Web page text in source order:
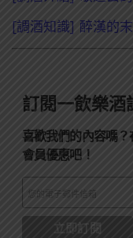
[調酒知識] 醉漢的
訂閱一飲樂酒
喜歡我們的內容嗎
會員優惠吧！